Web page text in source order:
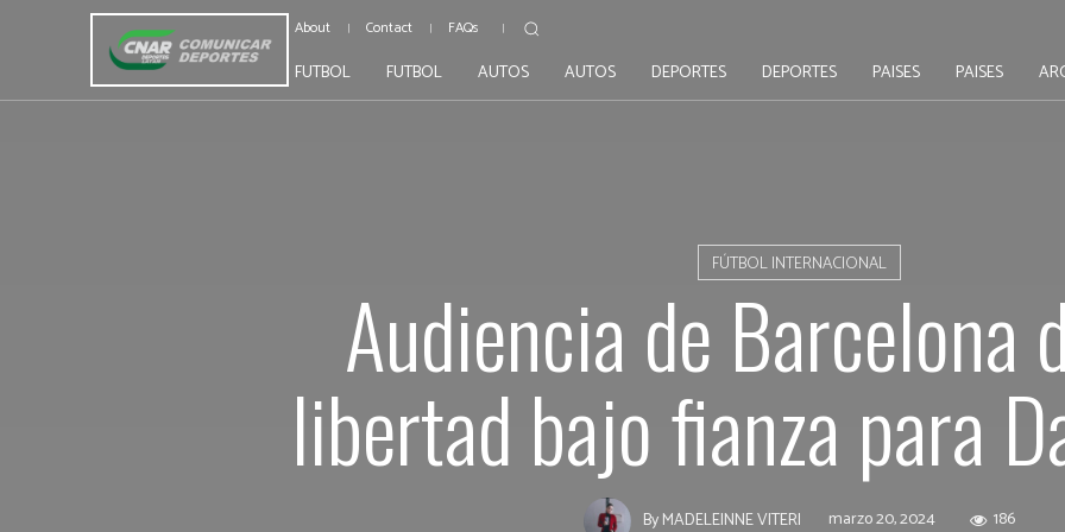
About Contact FAQs
FUTBOL FUTBOL AUTOS AUTOS DEPORTES DEPORTES PAISES PAISES
FÚTBOL INTERNACIONAL
Audiencia de Barcelona
libertad bajo fianza para
ByMADELEINNE VITERI marzo 20, 2024 186